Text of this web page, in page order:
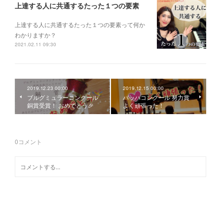
上達する人に共通するたった１つの要素
上達する人に共通するたった１つの要素って何か
わかりますか？
2021.02.11 09:30
2019.12.23 00:00
ブルグミュラーコンクール
銅賞受賞！ おめでとう🎉
2019.12.15 00:00
バッハコンクール 努力賞
よく頑張った！
0コメント